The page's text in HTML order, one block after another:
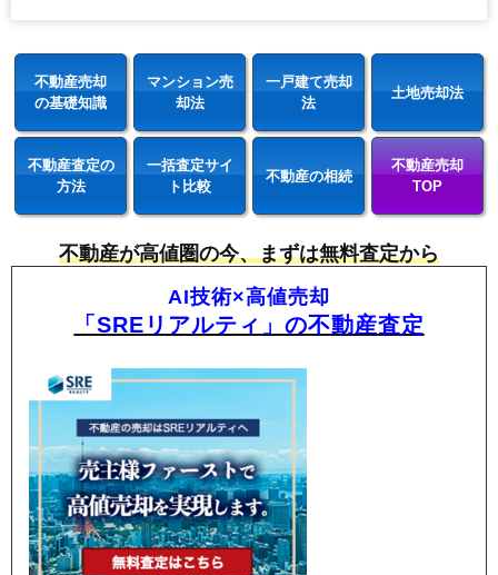
不動産売却
の基礎知識
マンション売
却法
一戸建て売却
法
土地売却法
不動産査定の
方法
一括査定サイ
ト比較
不動産の相続
不動産売却
TOP
不動産が高値圏の今、まずは無料査定から
AI技術×高値売却
「SREリアルティ」の不動産査定